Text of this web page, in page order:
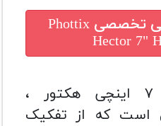
تخصصی Phottix
Hector 7"
نمایش‌گر ال‌سی‌دی ۷ اینچی هکتور ،
است که از تفکیک